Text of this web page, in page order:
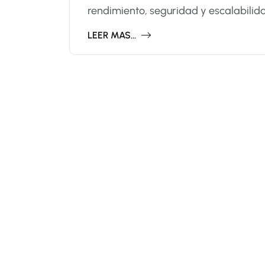
rendimiento, seguridad y
LEER MAS...